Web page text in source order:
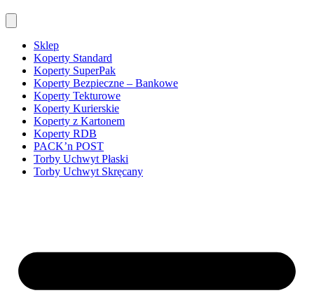
Sklep
Koperty Standard
Koperty SuperPak
Koperty Bezpieczne – Bankowe
Koperty Tekturowe
Koperty Kurierskie
Koperty z Kartonem
Koperty RDB
PACK’n POST
Torby Uchwyt Płaski
Torby Uchwyt Skręcany